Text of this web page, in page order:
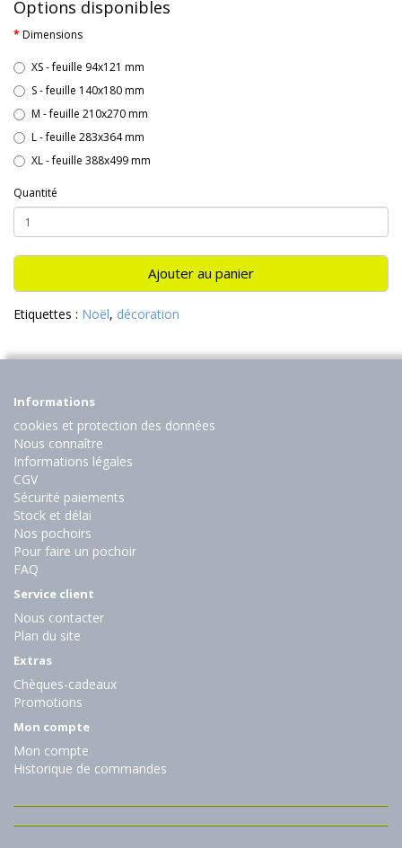
Options disponibles
Dimensions
XS - feuille 94x121 mm
S - feuille 140x180 mm
M - feuille 210x270 mm
L - feuille 283x364 mm
XL - feuille 388x499 mm
Quantité
Ajouter au panier
Etiquettes : Noël, décoration
Informations
cookies et protection des données
Nous connaître
Informations légales
CGV
Sécurité paiements
Stock et délai
Nos pochoirs
Pour faire un pochoir
FAQ
Service client
Nous contacter
Plan du site
Extras
Chèques-cadeaux
Promotions
Mon compte
Mon compte
Historique de commandes